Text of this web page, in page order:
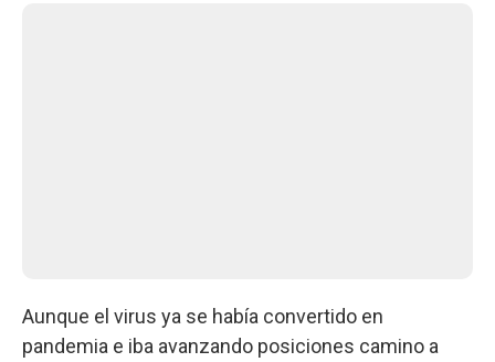
Aunque el virus ya se había convertido en
pandemia e iba avanzando posiciones camino a